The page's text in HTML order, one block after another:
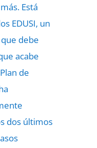
Está
EDUSI, un
debe
acabe
de
dos últimos